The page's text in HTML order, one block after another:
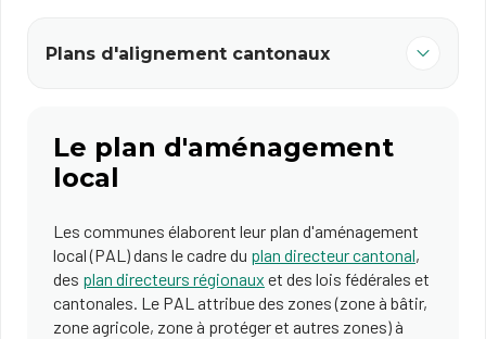
Plans d'alignement cantonaux
Le plan d'aménagement
local
Les communes élaborent leur plan d'aménagement
local (PAL) dans le cadre du plan directeur cantonal,
des plan directeurs régionaux et des lois fédérales et
cantonales. Le PAL attribue des zones (zone à bâtir,
zone agricole, zone à protéger et autres zones) à